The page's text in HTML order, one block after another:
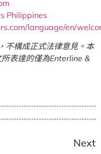
Philippines
language/en/
不構成正式法律意見。本
表達的僅為Enterline &
Next